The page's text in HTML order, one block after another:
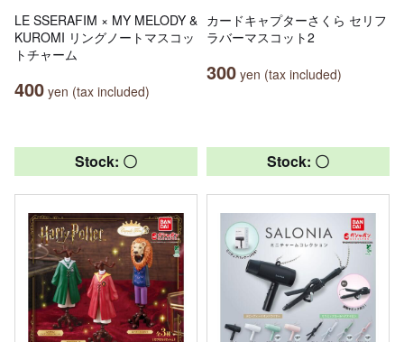
LE SSERAFIM × MY MELODY &
KUROMI リングノートマスコッ
トチャーム
400 yen (tax included)
カードキャプターさくら セリフ
ラバーマスコット2
300 yen (tax included)
Stock: 〇 Stock: 〇